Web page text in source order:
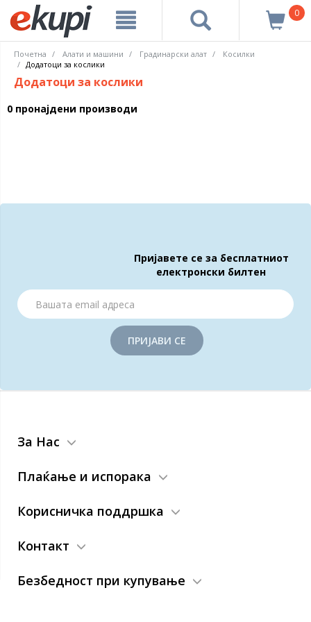
0
Почетна Алати и машини Градинарски алат
Косилки
Додатоци за кослики
Додатоци за кослики
0 пронајдени производи
Пријавете се за бесплатниот
електронски билтен
ПРИЈАВИ СЕ
За Нас
Плаќање и испорака
Корисничка поддршка
Контакт
Безбедност при купување